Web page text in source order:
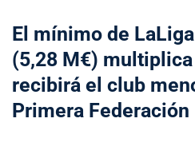
El mínimo de
(5,28 M€)
recibirá el club
Primera Federación